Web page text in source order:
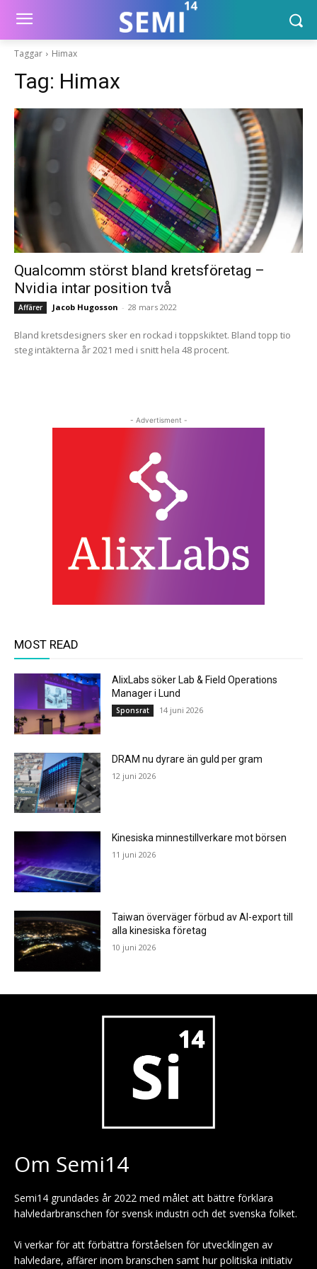
Taggar Himax
Tag: Himax
Qualcomm störst bland kretsföretag –
Nvidia intar position två
Affärer Jacob Hugosson - 28 mars 2022
Bland kretsdesigners sker en rockad i toppskiktet. Bland topp tio
steg intäkterna år 2021 med i snitt hela 48 procent.
- Advertisment -
MOST READ
AlixLabs söker Lab & Field Operations
Manager i Lund
Sponsrat 14 juni 2026
DRAM nu dyrare än guld per gram
12 juni 2026
Kinesiska minnestillverkare mot börsen
11 juni 2026
Taiwan överväger förbud av AI-export till
alla kinesiska företag
10 juni 2026
Om Semi14
Semi14 grundades år 2022 med målet att bättre förklara
halvledarbranschen för svensk industri och det svenska folket.
Vi verkar för att förbättra förståelsen för utvecklingen av
halvledare, affärer inom branschen samt hur politiska initiativ